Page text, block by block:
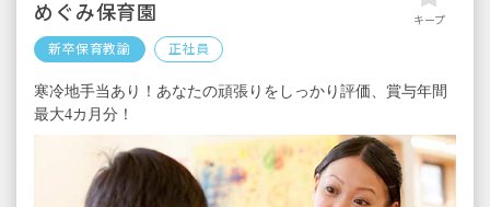
めぐみ保育園
新卒保育教諭 正社員
キープ
寒冷地手当あり！あなたの頑張りをしっかり評価、賞与年間
最大4カ月分！